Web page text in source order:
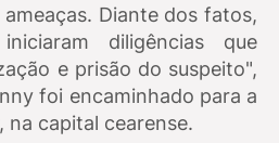
Diante dos fatos,
diligências que
e prisão do suspeito",
foi encaminhado para a
na capital cearense.